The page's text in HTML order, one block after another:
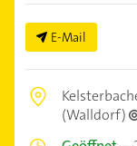
E-Mail
(Walldorf)